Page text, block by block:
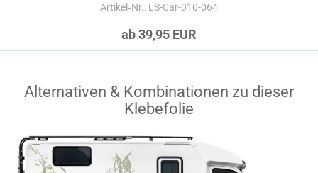
Artikel‑Nr.: LS-Car-010-064
ab 39,95 EUR
Alternativen & Kombinationen zu dieser
Klebefolie